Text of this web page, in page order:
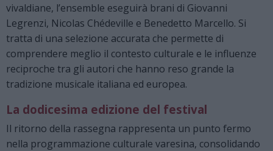
vivaldiane, l’ensemble eseguirà brani di Giovanni
Legrenzi, Nicolas Chédeville e Benedetto Marcello. Si
tratta di una selezione accurata che permette di
comprendere meglio il contesto culturale e le influenze
reciproche tra gli autori che hanno reso grande la
tradizione musicale italiana ed europea.
La dodicesima edizione del festival
Il ritorno della rassegna rappresenta un punto fermo
nella programmazione culturale varesina, consolidando